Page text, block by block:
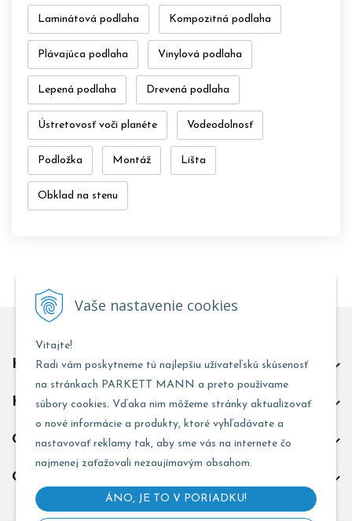
Vaše nastavenie cookies
Vitajte!
Radi vám poskytneme tú najlepšiu užívateľskú skúsenosť
na stránkach PARKETT MANN a preto používame
súbory cookies. Vďaka nim môžeme stránky aktualizovať
o nové informácie a produkty, ktoré vyhľadávate a
nastavovať reklamy tak, aby sme vás na internete čo
najmenej zaťažovali nezaujímavým obsahom.
ÁNO, JE TO V PORIADKU!
Laminátová podlaha Kompozitná podlaha
Plávajúca podlaha Vinylová podlaha
Lepená podlaha Drevená podlaha
Ústretovosť voči planéte Vodeodolnosť
Podložka Montáž Lišta
Obklad na stenu
Kontakt predajňa Trnava
Kontakt predajňa Žarnovica
Obchodné informácie
Odoberať novinky